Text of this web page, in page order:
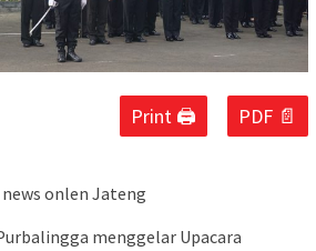
Print 🖨 PDF 📄
onlen Jateng
menggelar Upacara